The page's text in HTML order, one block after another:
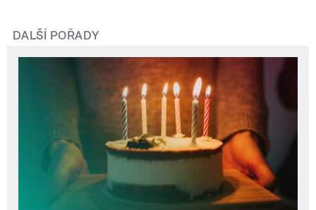
DALŠÍ POŘADY